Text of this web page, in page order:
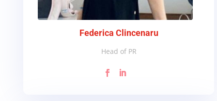
Federica Clincenaru
Head of PR